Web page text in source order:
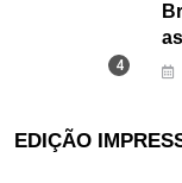
EDIÇÃO